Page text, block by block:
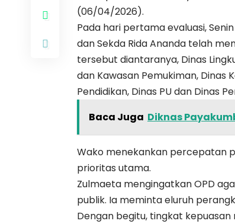
(06/04/2026).
Pada hari pertama evaluasi,
dan Sekda Rida Ananda telah
tersebut diantaranya, Dinas
dan Kawasan Pemukiman, Dinas
Pendidikan, Dinas PU dan Dinas
Baca Juga Diknas
Wako menekankan percepatan
prioritas utama.
Zulmaeta mengingatkan OPD
publik. Ia meminta eluruh
Dengan begitu, tingkat